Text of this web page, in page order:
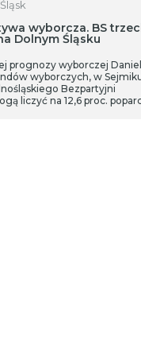
wyborcza. BS
Dolnym Śląsku
prognozy wyborczej
wyborczych, w
Bezpartyjni
liczyć na 12,6 proc.